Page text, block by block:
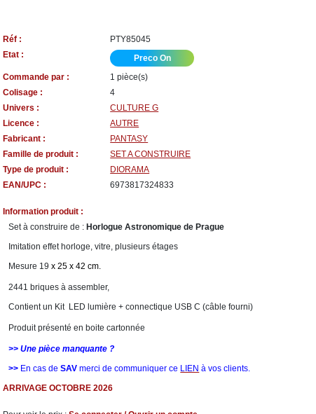
Réf :
PTY85045
Etat :
Preco On
Commande par :
1 pièce(s)
Colisage :
4
Univers :
CULTURE G
Licence :
AUTRE
Fabricant :
PANTASY
Famille de produit :
SET A CONSTRUIRE
Type de produit :
DIORAMA
EAN/UPC :
6973817324833
Information produit :
Set à construire de : Horlogue Astronomique de Prague
Imitation effet horloge, vitre, plusieurs étages
Mesure 19x 25 x 42 cm.
2441 briques à assembler,
Contient un Kit LED lumière + connectique USB C (câble fourni)
Produit présenté en boite cartonnée
>> Une pièce manquante ?
>> En cas deSAV merci de communiquer ce LIEN à vos clients.
ARRIVAGE OCTOBRE 2026